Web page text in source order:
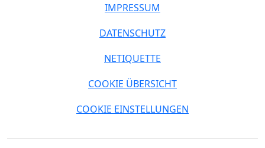
IMPRESSUM
DATENSCHUTZ
NETIQUETTE
COOKIE ÜBERSICHT
COOKIE EINSTELLUNGEN